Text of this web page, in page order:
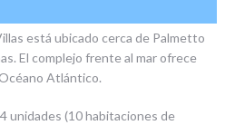
está ubicado cerca de Palmetto
El complejo frente al mar ofrece
Atlántico.
unidades (10 habitaciones de